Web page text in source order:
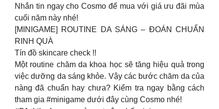
Nhắn tin ngay cho Cosmo để mua với giá ưu đãi mùa
cuối năm này nhé!
[MINIGAME] ROUTINE DA SÁNG – ĐOÁN CHUẨN
RINH QUÀ
Tín đồ skincare check !!
Một routine chăm da khoa học sẽ tăng hiệu quả trong
việc dưỡng da sáng khỏe. Vậy các bước chăm da của
nàng đã chuẩn hay chưa? Kiểm tra ngay bằng cách
tham gia #minigame dưới đây cùng Cosmo nhé!